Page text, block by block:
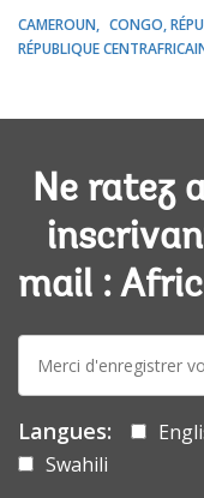
CAMEROUN CONGO,
RÉPUBLIQUE
Ne ratez
mail :
mail:
Langues:
Swahili